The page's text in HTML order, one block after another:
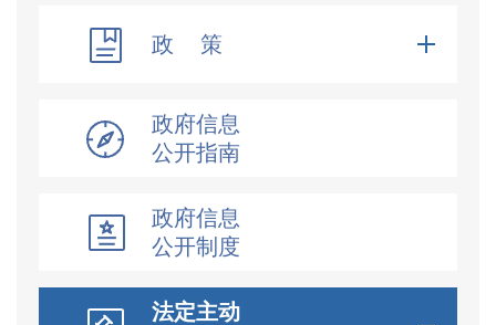
政 策
政府信息
公开指南
政府信息
公开制度
法定主动